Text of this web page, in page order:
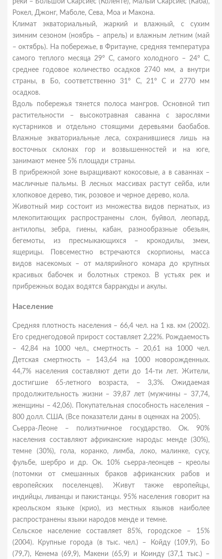
реки – Большой Скарсиес (Коленте), Малый Скарсиес (Каба),
Рокел, Джонг, Маболе, Сева, Моа и Макона.
Климат экваториальный, жаркий и влажный, с сухим
зимним сезоном (ноябрь – апрель) и влажным летним (май
– октябрь). На побережье, в Фритауне, средняя температура
самого теплого месяца 29° С, самого холодного – 24° С,
среднее годовое количество осадков 2740 мм, а внутри
страны, в Бо, соответственно 31° С, 21° С и 2770 мм
осадков.
Вдоль побережья тянется полоса мангров. Основной тип
растительности – высокотравная саванна с зарослями
кустарников и отдельно стоящими деревьями баобабов.
Влажные экваториальные леса, сохранившиеся лишь на
восточных склонах гор и возвышенностей и на юге,
занимают менее 5% площади страны.
В прибрежной зоне выращивают кокосовые, а в саваннах –
масличные пальмы. В лесных массивах растут сейба, или
хлопковое дерево, тик, розовое и черное дерево, кола.
Животный мир состоит из множества видов пернатых, из
млекопитающих распространены слон, буйвол, леопард,
антилопы, зебра, гиены, кабан, разнообразные обезьян,
бегемоты, из пресмыкающихся – крокодилы, змеи,
ящерицы. Повсеместно встречаются скорпионы, масса
видов насекомых – от малярийного комара до крупных
красивых бабочек и болотных стрекоз. В устьях рек и
прибрежных водах водятся барракуды и акулы.
Население
Средняя плотность населения – 66,4 чел. на 1 кв. км (2002).
Его среднегодовой прирост составляет 2,22%. Рождаемость
– 42,84 на 1000 чел., смертность – 20,61 на 1000 чел.
Детская смертность – 143,64 на 1000 новорожденных.
44,7% населения составляют дети до 14-ти лет. Жители,
достигшие 65-летного возраста, – 3,3%. Ожидаемая
продолжительность жизни – 39,87 лет (мужчины – 37,74,
женщины – 42,06). Покупательная способность населения –
800 долл. США. (Все показатели даны в оценках на 2005).
Сьерра-Леоне – полиэтничное государство. Ок. 90%
населения составляют африканские народы: менде (30%),
темне (30%), гола, коранко, лимба, локо, малинке, сусу,
фульбе, шербро и др. Ок. 10% сьерра-леонцев – креолы
(потомки от смешанных браков африканских рабов и
европейских поселенцев). Живут также европейцы,
индийцы, ливанцы и пакистанцы. 95% населения говорит на
креольском языке (крио), из местных языков наиболее
распространены языки народов менде и темне.
Сельское население составляет 85%, городское – 15%
(2004). Крупные города (в тыс. чел.) – Койду (109,9), Бо
(79,7), Кенема (69,9), Макени (65,9) и Коинду (37,1 тыс.) –